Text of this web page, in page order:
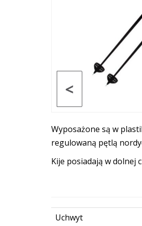
<
Wyposażone są w
regulowaną pętlą
Kije posiadają w dolnej
Uchwyt